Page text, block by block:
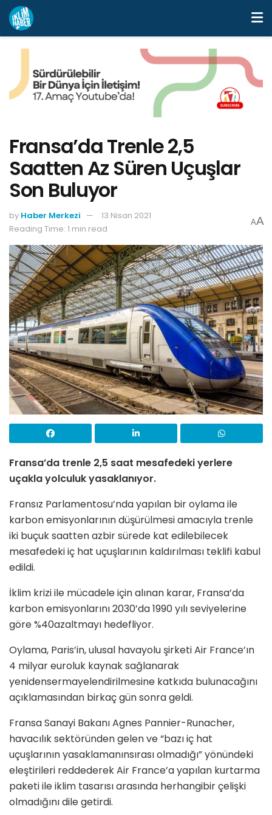
Fransa’da Trenle 2,5
Saatten Az Süren Uçuşlar
Son Buluyor
by Haber Merkezi
13 Nisan 2021
Reading Time: 1 min read
AA
Fransa’da trenle 2,5 saat mesafedeki yerlere
uçakla yolculuk yasaklanıyor.
Fransız Parlamentosu’nda yapılan bir oylama ile
karbon emisyonlarının düşürülmesi amacıyla trenle
iki buçuk saatten azbir sürede kat edilebilecek
mesafedeki iç hat uçuşlarının kaldırılması teklifi kabul
edildi.
İklim krizi ile mücadele için alınan karar, Fransa’da
karbon emisyonlarını 2030’da 1990 yılı seviyelerine
göre %40azaltmayı hedefliyor.
Oylama, Paris’in, ulusal havayolu şirketi Air France’ın
4 milyar euroluk kaynak sağlanarak
yenidensermayelendirilmesine katkıda bulunacağını
açıklamasından birkaç gün sonra geldi.
Fransa Sanayi Bakanı Agnes Pannier-Runacher,
havacılık sektöründen gelen ve “bazı iç hat
uçuşlarının yasaklamanınsırası olmadığı” yönündeki
eleştirileri reddederek Air France’a yapılan kurtarma
paketi ile iklim tasarısı arasında herhangibir çelişki
olmadığını dile getirdi.